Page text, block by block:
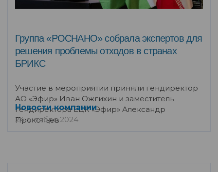
Группа «РОСНАНО» собрала экспертов для
решения проблемы отходов в странах
БРИКС
Участие в мероприятии приняли гендиректор
АО «Эфир» Иван Ожгихин и заместитель
гендиректора ЕЦК «Эфир» Александр
Прокопьев
Новости компании
24 октября 2024